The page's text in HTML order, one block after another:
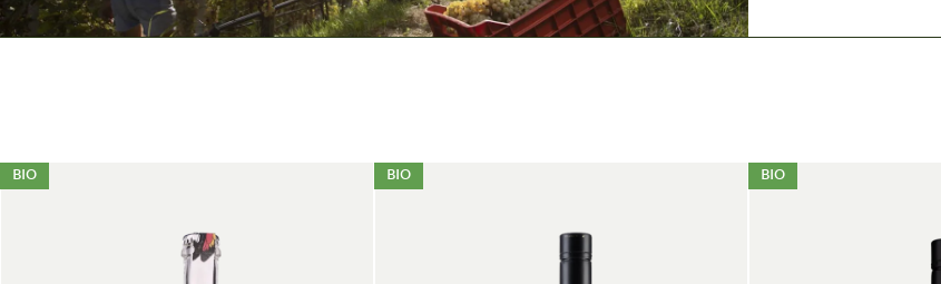
BIO BIO BIO